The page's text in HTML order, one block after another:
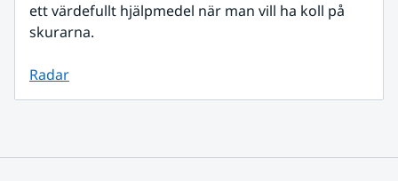
ett värdefullt hjälpmedel när man vill ha koll på
skurarna.
Radar